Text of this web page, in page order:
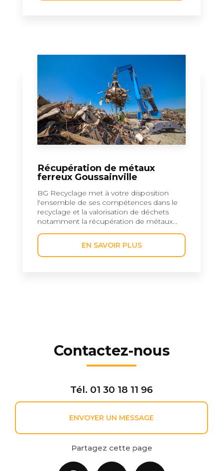
Récupération de métaux
ferreux Goussainville
BG Recyclage met à votre disposition
l'ensemble de ses compétences dans le
recyclage et la valorisation de déchets
notamment la récupération de métaux...
EN SAVOIR PLUS
Contactez-nous
Tél. 01 30 18 11 96
ENVOYER UN MESSAGE
Partagez cette page
Facebook